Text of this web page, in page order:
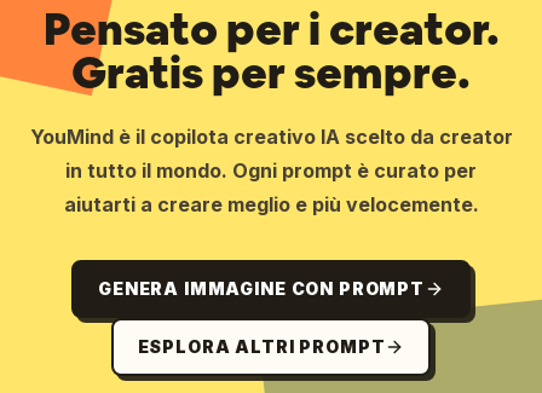
Pensato per i creator.
Gratis per sempre.
YouMind è il copilota creativo IA scelto da creator
in tutto il mondo. Ogni prompt è curato per
aiutarti a creare meglio e più velocemente.
GENERA IMMAGINE CON PROMPT
ESPLORA ALTRI PROMPT